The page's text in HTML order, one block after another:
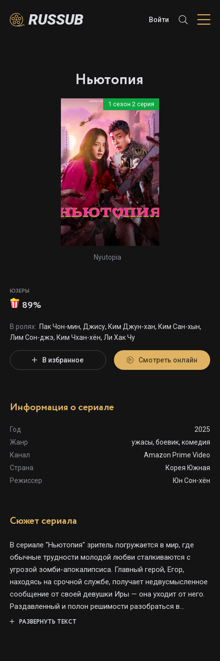
RUSSUB Войти
Ньютопия
1 сезон 2 серия
Nyutopia
ЮЗЕРЫ
89%
В ролях: Пак Чон-мин, Джису, Ким Джун-хан, Ким Сан-хын,
Лим Сон-джэ, Ким Чхан-хён, Ли Хак Чу
В избранное Смотреть онлайн
Информация о сериале
Год
2025
Жанр
ужасы, боевик, комедия
Канал
Amazon Prime Video
Страна
Корея Южная
Режиссер
Юн Сон-хён
Сюжет сериала
В сериале "Ньютопия" зритель погружается в мир, где
обычные трудности молодой любви сталкиваются с
угрозой зомби-апокалипсиса. Главный герой, Егор,
находясь на срочной службе, получает недвусмысленное
сообщение от своей девушки Иры — она уходит от него.
Раздавленный и полон решимости разобраться в
причинах разрыва, он планирует свидание, которое
РАЗВЕРНУТЬ ТЕКСТ